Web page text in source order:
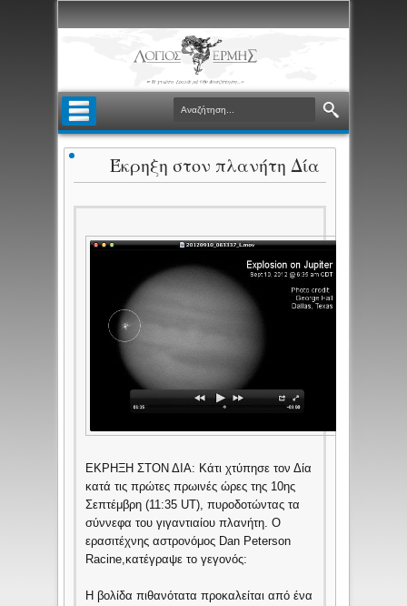
Έκρηξη στον πλανήτη Δία
ΕΚΡΗΞΗ ΣΤΟΝ ΔΙΑ: Κάτι χτύπησε τον Δία
κατά τις πρώτες πρωινές ώρες της 10ης
Σεπτέμβρη (11:35 UT), πυροδοτώντας τα
σύννεφα του γιγαντιαίου πλανήτη. Ο
ερασιτέχνης αστρονόμος Dan Peterson
Racine,κατέγραψε το γεγονός:
Η βολίδα πιθανότατα προκαλείται από ένα